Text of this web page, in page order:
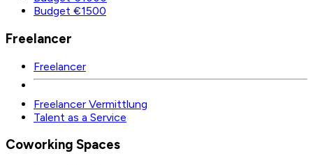
Budget €1500
Freelancer
Freelancer
Freelancer Vermittlung
Talent as a Service
Coworking Spaces